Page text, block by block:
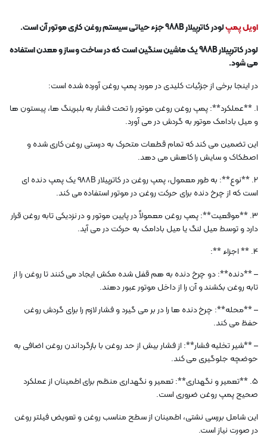
اویل پمپلودر کاترپیلار 988B جزء حیاتی سیستم روغن کاری موتور آن است.
لودر کاترپیلار 988B یک ماشین سنگین است که در ساخت و ساز و معدن استفاده
می شود.
در اینجا برخی از جزئیات کلیدی در مورد پمپ روغن آورده شده است:
1. **عملکرد**: پمپ روغن روغن موتور را تحت فشار به بلبرینگ ها، پیستون ها
و میل بادامک موتور به گردش در می آورد.
این تضمین می کند که تمام قطعات متحرک به درستی روغن کاری شده و
اصطکاک و سایش را کاهش می دهد.
2. **نوع**: به طور معمول، پمپ روغن در کاترپیلار 988B یک پمپ دنده ای
است که از چرخ دنده برای حرکت روغن در موتور استفاده می کند.
3. **موقعیت**: پمپ روغن معمولاً در پایین موتور و در نزدیکی تابه روغن قرار
دارد و توسط میل لنگ یا میل بادامک به حرکت در می آید.
4. ** اجزاء **:
– **دنده**: دو چرخ دنده به هم قفل شده مکش ایجاد می کنند تا روغن را از
تابه روغن بکشند و آن را از داخل موتور عبور دهند.
– **محله**: چرخ دنده ها را در بر می گیرد و فشار لازم را برای گردش روغن
حفظ می کند.
– **شیر تخلیه فشار**: از فشار بیش از حد روغن با بازگرداندن روغن اضافی به
حوضچه جلوگیری می کند.
5. **تعمیر و نگهداری**: تعمیر و نگهداری منظم برای اطمینان از عملکرد
صحیح پمپ روغن ضروری است.
این شامل بررسی نشتی، اطمینان از سطح مناسب روغن و تعویض فیلتر روغن
در صورت نیاز است.